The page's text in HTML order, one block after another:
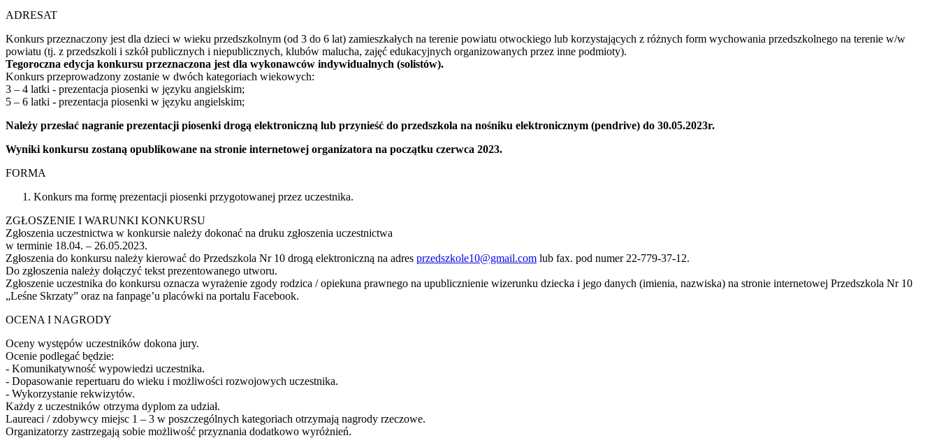
ADRESAT
Konkurs przeznaczony jest dla dzieci w wieku przedszkolnym (od 3 do 6 lat) zamieszkałych na terenie powiatu otwockiego lub korzystających z różnych form wychowania przedszkolnego na terenie w/w
powiatu (tj. z przedszkoli i szkół publicznych i niepublicznych, klubów malucha, zajęć edukacyjnych organizowanych przez inne podmioty).
Tegoroczna edycja konkursu przeznaczona jest dla wykonawców indywidualnych (solistów).
Konkurs przeprowadzony zostanie w dwóch kategoriach wiekowych:
3 – 4 latki - prezentacja piosenki w języku angielskim;
5 – 6 latki - prezentacja piosenki w języku angielskim;
Należy przesłać nagranie prezentacji piosenki drogą elektroniczną lub przynieść do przedszkola na nośniku elektronicznym (pendrive) do 30.05.2023r.
Wyniki konkursu zostaną opublikowane na stronie internetowej organizatora na początku czerwca 2023.
FORMA
Konkurs ma formę prezentacji piosenki przygotowanej przez uczestnika.
ZGŁOSZENIE I WARUNKI KONKURSU
Zgłoszenia uczestnictwa w konkursie należy dokonać na druku zgłoszenia uczestnictwa
w terminie 18.04. – 26.05.2023.
Zgłoszenia do konkursu należy kierować do Przedszkola Nr 10 drogą elektroniczną na adres przedszkole10@gmail.com lub fax. pod numer 22-779-37-12.
Do zgłoszenia należy dołączyć tekst prezentowanego utworu.
Zgłoszenie uczestnika do konkursu oznacza wyrażenie zgody rodzica / opiekuna prawnego na upublicznienie wizerunku dziecka i jego danych (imienia, nazwiska) na stronie internetowej Przedszkola Nr 10
„Leśne Skrzaty” oraz na fanpage’u placówki na portalu Facebook.
OCENA I NAGRODY
Oceny występów uczestników dokona jury.
Ocenie podlegać będzie:
- Komunikatywność wypowiedzi uczestnika.
- Dopasowanie repertuaru do wieku i możliwości rozwojowych uczestnika.
- Wykorzystanie rekwizytów.
Każdy z uczestników otrzyma dyplom za udział.
Laureaci / zdobywcy miejsc 1 – 3 w poszczególnych kategoriach otrzymają nagrody rzeczowe.
Organizatorzy zastrzegają sobie możliwość przyznania dodatkowo wyróżnień.